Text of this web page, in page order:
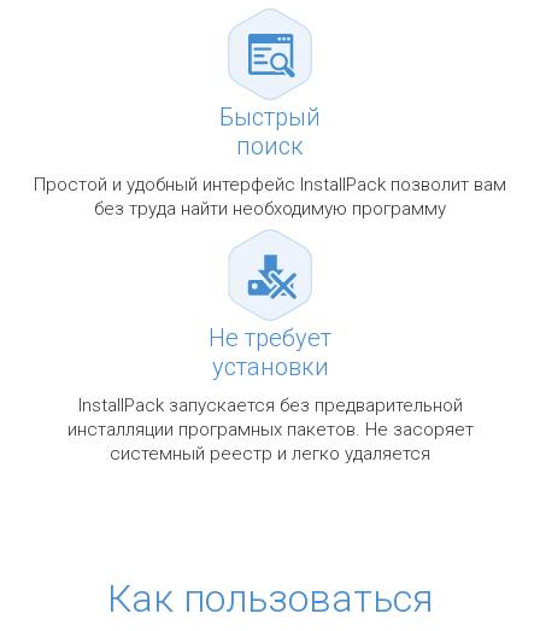
Быстрый
поиск
Простой и удобный интерфейс InstallPack позволит вам
без труда найти необходимую программу
Не требует
установки
InstallPack запускается без предварительной
инсталляции програмных пакетов. Не засоряет
системный реестр и легко удаляется
Как пользоваться